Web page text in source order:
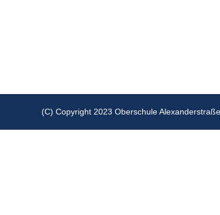
(C) Copyright 2023 Oberschule Alexanderstraße